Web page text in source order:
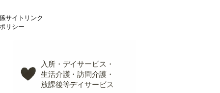
サイトリンク
リシー
入所・デイサービス・
生活介護・訪問介護・
放課後等デイサービス